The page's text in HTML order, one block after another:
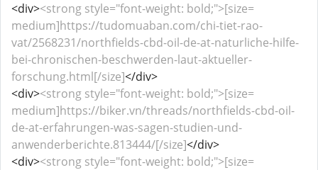
<div><strong style="font-weight: bold;">[size=
medium]https://tudomuaban.com/chi-tiet-rao-
vat/2568231/northfields-cbd-oil-de-at-naturliche-hilfe-
bei-chronischen-beschwerden-laut-aktueller-
forschung.html[/size]</div>
<div><strong style="font-weight: bold;">[size=
medium]https://biker.vn/threads/northfields-cbd-oil-
de-at-erfahrungen-was-sagen-studien-und-
anwenderberichte.813444/[/size]</div>
<div><strong style="font-weight: bold;">[size=